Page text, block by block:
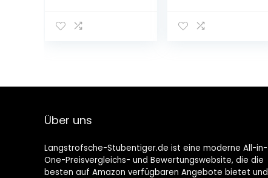
Entwicklung von
Über uns
Langstrofsche-Stubentiger.de ist eine moderne All-in-
One-Preisvergleichs- und Bewertungswebsite, die die
besten auf Amazon verfügbaren Angebote bietet und